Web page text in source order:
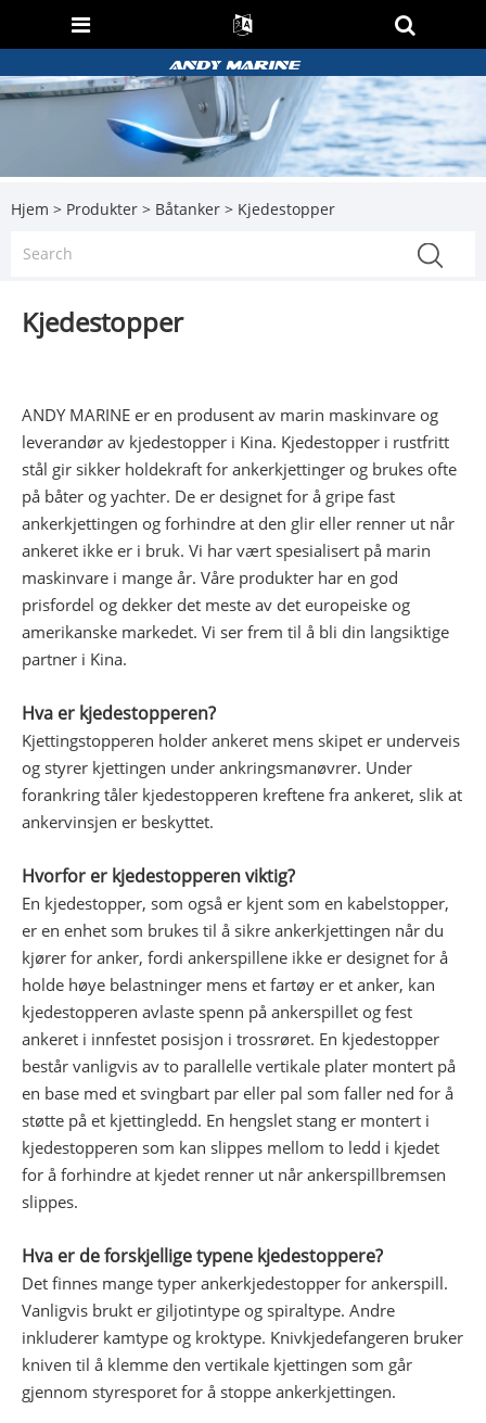
Hjem > Produkter > Båtanker > Kjedestopper
Kjedestopper
ANDY MARINE er en produsent av marin maskinvare og
leverandør av kjedestopper i Kina. Kjedestopper i rustfritt
stål gir sikker holdekraft for ankerkjettinger og brukes ofte
på båter og yachter. De er designet for å gripe fast
ankerkjettingen og forhindre at den glir eller renner ut når
ankeret ikke er i bruk. Vi har vært spesialisert på marin
maskinvare i mange år. Våre produkter har en god
prisfordel og dekker det meste av det europeiske og
amerikanske markedet. Vi ser frem til å bli din langsiktige
partner i Kina.
Hva er kjedestopperen?
Kjettingstopperen holder ankeret mens skipet er underveis
og styrer kjettingen under ankringsmanøvrer. Under
forankring tåler kjedestopperen kreftene fra ankeret, slik at
ankervinsjen er beskyttet.
Hvorfor er kjedestopperen viktig?
En kjedestopper, som også er kjent som en kabelstopper,
er en enhet som brukes til å sikre ankerkjettingen når du
kjører for anker, fordi ankerspillene ikke er designet for å
holde høye belastninger mens et fartøy er et anker, kan
kjedestopperen avlaste spenn på ankerspillet og fest
ankeret i innfestet posisjon i trossrøret. En kjedestopper
består vanligvis av to parallelle vertikale plater montert på
en base med et svingbart par eller pal som faller ned for å
støtte på et kjettingledd. En hengslet stang er montert i
kjedestopperen som kan slippes mellom to ledd i kjedet
for å forhindre at kjedet renner ut når ankerspillbremsen
slippes.
Hva er de forskjellige typene kjedestoppere?
Det finnes mange typer ankerkjedestopper for ankerspill.
Vanligvis brukt er giljotintype og spiraltype. Andre
inkluderer kamtype og kroktype. Knivkjedefangeren bruker
kniven til å klemme den vertikale kjettingen som går
gjennom styresporet for å stoppe ankerkjettingen.